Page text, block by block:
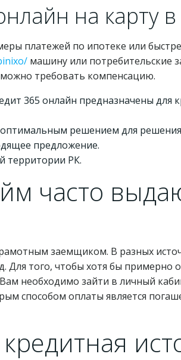
на карту
платежей по ипотеке или
машину или потребительские
можно требовать компенсацию.
365 онлайн предназначены
решением для
предложение.
территории РК.
часто
заемщиком. В разных
Для того, чтобы хотя бы
необходимо зайти в личный
способом оплаты является